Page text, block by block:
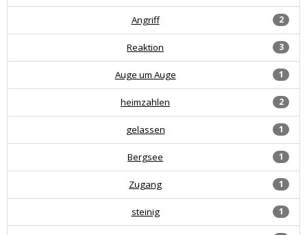
2
Angriff
3
Reaktion
1
Auge um Auge
2
heimzahlen
1
gelassen
1
Bergsee
1
Zugang
1
steinig